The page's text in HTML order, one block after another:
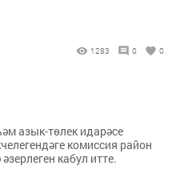
1283 0 0
азык-төлек идарәсе
комиссия район
кабул итте.